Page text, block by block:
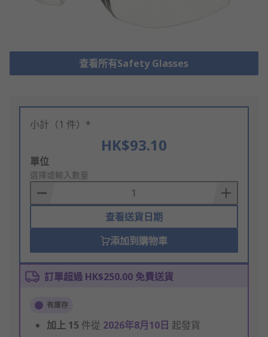
查看所有Safety Glasses
小計（1 件）*
HK$93.10
Add
to
Basket
單位
選擇或輸入數量
查看送貨日期
添加到購物車
訂單超過 HK$250.00 免費送貨
有庫存
加上 15 件從 2026年8月10日 起發貨